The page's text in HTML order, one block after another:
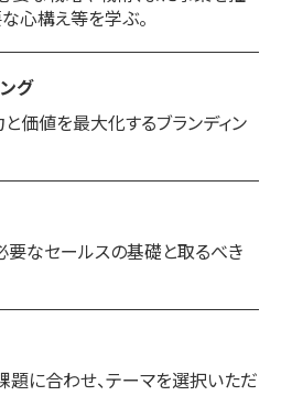
心構え等を学ぶ。
グ
価値を最大化するブランディン
要なセールスの基礎と取るべき
に合わせ、テーマを選択いただ